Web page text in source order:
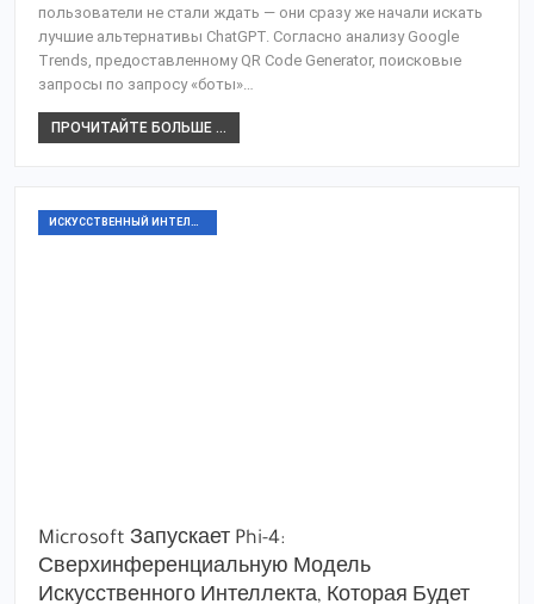
пользователи не стали ждать — они сразу же начали искать
лучшие альтернативы ChatGPT. Согласно анализу Google
Trends, предоставленному QR Code Generator, поисковые
запросы по запросу «боты»…
ПРОЧИТАЙТЕ БОЛЬШЕ ...
ИСКУССТВЕННЫЙ ИНТЕЛЛЕКТ
Microsoft Запускает Phi-4:
Сверхинференциальную Модель
Искусственного Интеллекта, Которая Будет